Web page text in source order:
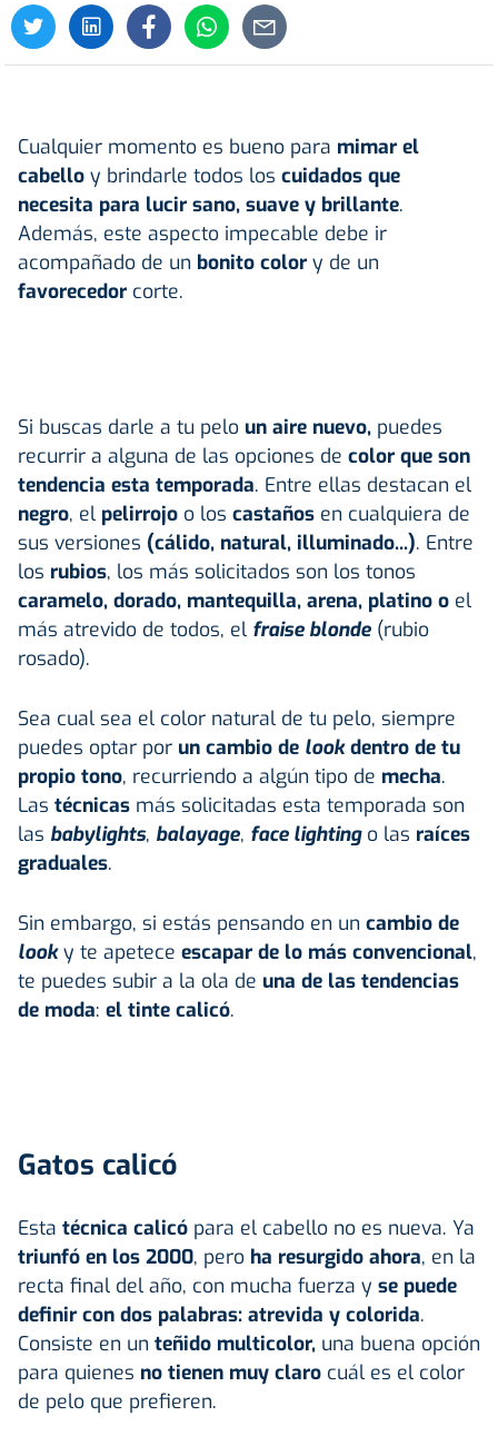
Cualquier momento es bueno para mimar el
cabello y brindarle todos los cuidados que
necesita para lucir sano, suave y brillante.
Además, este aspecto impecable debe ir
acompañado de un bonito color y de un
favorecedor corte.
Si buscas darle a tu pelo un aire nuevo, puedes
recurrir a alguna de las opciones de color que son
tendencia esta temporada. Entre ellas destacan el
negro, el pelirrojo o los castaños en cualquiera de
sus versiones (cálido, natural, illuminado...). Entre
los rubios, los más solicitados son los tonos
caramelo, dorado, mantequilla, arena, platino o el
más atrevido de todos, el fraise blonde (rubio
rosado).
Sea cual sea el color natural de tu pelo, siempre
puedes optar por un cambio de lookdentro de tu
propio tono, recurriendo a algún tipo de mecha.
Las técnicas más solicitadas esta temporada son
las babylights, balayage, face lightingo las raíces
graduales.
Sin embargo, si estás pensando en un cambio de
looky te apetece escapar de lo más convencional,
te puedes subir a la ola de una de las tendencias
de moda: el tinte calicó.
Gatos calicó
Esta técnica calicó para el cabello no es nueva. Ya
triunfó en los 2000, pero ha resurgido ahora, en la
recta final del año, con mucha fuerza y se puede
definir con dos palabras: atrevida y colorida.
Consiste en un teñido multicolor, una buena opción
para quienes no tienen muy claro cuál es el color
de pelo que prefieren.